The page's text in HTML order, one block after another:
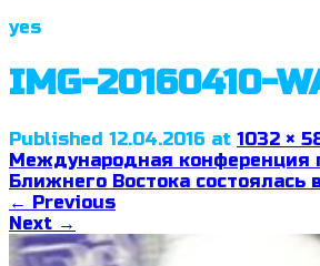
yes
IMG-20160410-
Published 12.04.2016 at 1032 ×
Международная конференция
Ближнего Востока состоялась
← Previous
Next →